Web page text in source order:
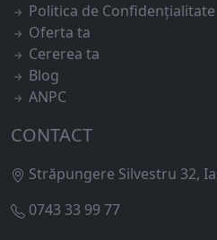
Politica de Confidențialitate
Oferta ta
Cererea ta
Blog
ANPC
CONTACT
Străpungere Silvestru 32,
0743 33 99 77